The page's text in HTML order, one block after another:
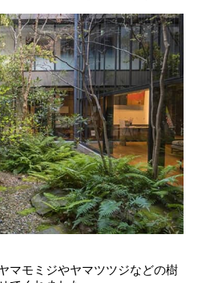
マモミジやヤマツツジなどの樹